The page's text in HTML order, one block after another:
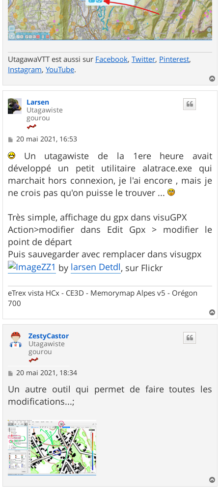
UtagawaVTT est aussi sur Facebook, Twitter, Pinterest,
Instagram, YouTube.
a
Larsen
Utagawiste
gourou
M
s
a
g
e
20 mai 2021, 16:53
Un utagawiste de la 1ere heure avait
développé un petit utilitaire alatrace.exe qui
marchait hors connexion, je l'ai encore , mais je
ne crois pas qu'on puisse le trouver ...
Très simple, affichage du gpx dans visuGPX
Action>modifier dans Edit Gpx > modifier le
point de départ
Puis sauvegarder avec remplacer dans visugpx
ZZ1 by larsen Detdl, sur Flickr
eTrex vista HCx - CE3D - Memorymap Alpes v5 - Orégon
700
a
ZestyCastor
Utagawiste
gourou
M
s
s
a
e
20 mai 2021, 18:34
Un autre outil qui permet de faire toutes les
modifications...;
a